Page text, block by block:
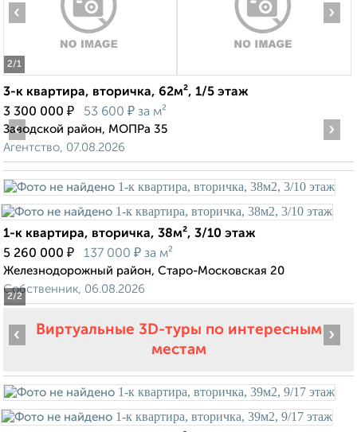
2/1
‹ ›
3-к квартира, вторичка, 62м², 1/5 этаж
3 300 000 ₽ 53 600 ₽ за м²
Заводской район, МОПРа 35
Агентство, 07.08.2026
2/2
‹ ›
1-к квартира, вторичка, 38м², 3/10 этаж
5 260 000 ₽ 137 000 ₽ за м²
Железнодорожный район, Старо-Московская 20
Собственник, 06.08.2026
Виртуальные 3D-туры по интересным
местам
‹ ›